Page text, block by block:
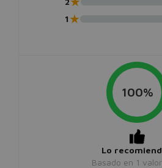
1★
100%
Lo
Basado en 1